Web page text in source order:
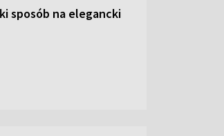
sposób na elegancki